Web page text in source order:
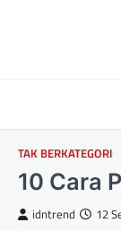
TAK BERKATEGORI
10 Cara
idntrend 12